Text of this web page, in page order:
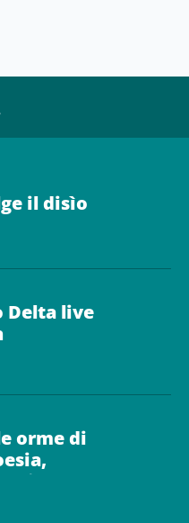
il disìo
Delta live
orme di